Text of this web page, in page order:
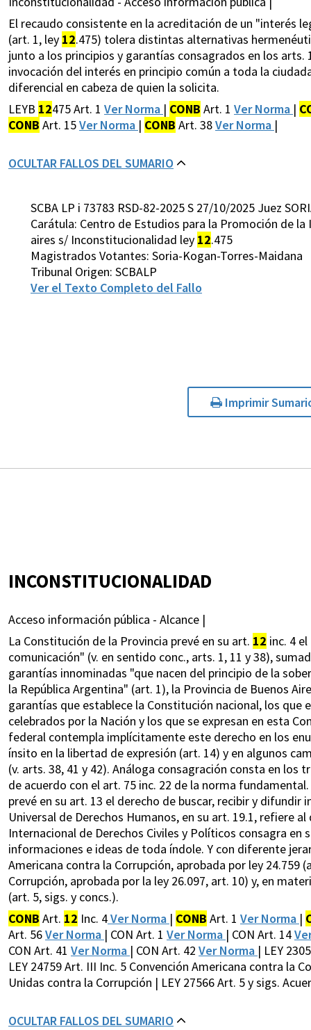
El recaudo consistente en la acreditación de un "interés
(art. 1, ley 12.475) tolera distintas alternativas
junto a los principios y garantías consagrados en los arts.
invocación del interés en principio común a toda la
diferencial en cabeza de quien la solicita.
LEYB 12475 Art. 1 Ver Norma | CONB Art. 1 Ver Norma |
CONB Art. 15Ver Norma | CONB Art. 38Ver Norma |
OCULTAR FALLOS DEL SUMARIO
SCBA LP i 73783 RSD-82-2025 S 27/10/2025 Juez
Carátula: Centro de Estudios para la Promoción de
aires s/ Inconstitucionalidad ley 12.475
Magistrados Votantes: Soria-Kogan-Torres-Maidana
Tribunal Origen: SCBALP
Ver el Texto Completo del Fallo
Imprimir
INCONSTITUCIONALIDAD
Acceso información pública - Alcance |
La Constitución de la Provincia prevé en su art. 12 inc. 4
comunicación" (v. en sentido conc., arts. 1, 11 y 38),
garantías innominadas "que nacen del principio de la
la República Argentina" (art. 1), la Provincia de Buenos
garantías que establece la Constitución nacional, los que
celebrados por la Nación y los que se expresan en esta
federal contempla implícitamente este derecho en los
ínsito en la libertad de expresión (art. 14) y en algunos
(v. arts. 38, 41 y 42). Análoga consagración consta en
de acuerdo con el art. 75 inc. 22 de la norma
prevé en su art. 13 el derecho de buscar, recibir y
Universal de Derechos Humanos, en su art. 19.1, refiere
Internacional de Derechos Civiles y Políticos consagra en
informaciones e ideas de toda índole. Y con diferente
Americana contra la Corrupción, aprobada por ley 24.759
Corrupción, aprobada por la ley 26.097, art. 10) y, en
(art. 5, sigs. y concs.).
CONB Art. 12 Inc. 4Ver Norma | CONB Art. 1 Ver Norma |
Art. 56Ver Norma | CON Art. 1 Ver Norma | CON Art. 14
CON Art. 41 Ver Norma | CON Art. 42 Ver Norma | LEY
LEY 24759 Art. III Inc. 5 Convención Americana contra la
Unidas contra la Corrupción | LEY 27566 Art. 5 y sigs.
OCULTAR FALLOS DEL SUMARIO